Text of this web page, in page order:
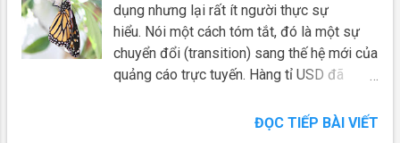
Custom Audience, Lookalike Audience?
Dùng UID có tốt? Thông qua các thống kê
của cá nhân tôi, trong một ngành cụ thể
nhất định, những chia sẻ và so sánh về
thông tin và chọn lựa phương thức và kênh
dụng nhưng lại rất ít người thực sự
hiểu. Nói một cách tóm tắt, đó là một sự
chuyển đổi (transition) sang thế hệ mới của
quảng cáo trực tuyến. Hàng tỉ USD đã
đổi đó. A Butterfly EmergeĐỌC TIẾP BÀI VIẾT